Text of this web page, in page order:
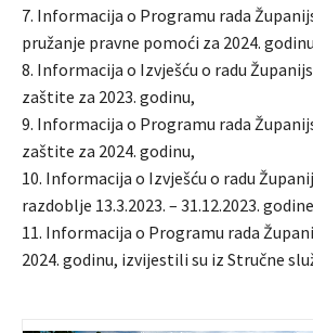
7. Informacija o Programu rada
pružanje pravne pomoći za 2024.
8. Informacija o Izvješću o radu
zaštite za 2023. godinu,
9. Informacija o Programu rada
zaštite za 2024. godinu,
10. Informacija o Izvješću o radu
razdoblje 13.3.2023. – 31.12.2023.
11. Informacija o Programu rada
2024. godinu, izvijestili su iz Stručne